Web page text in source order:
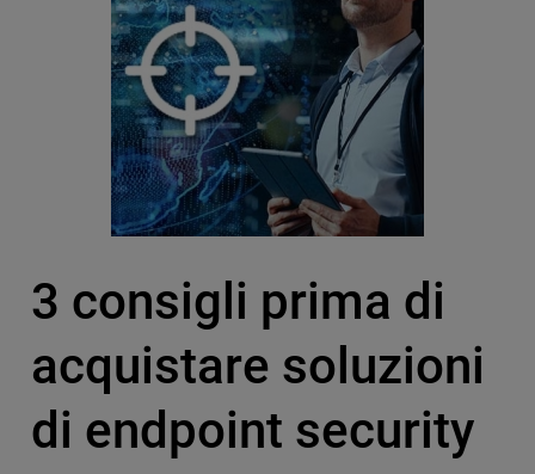
3 consigli prima di
acquistare soluzioni
di endpoint security